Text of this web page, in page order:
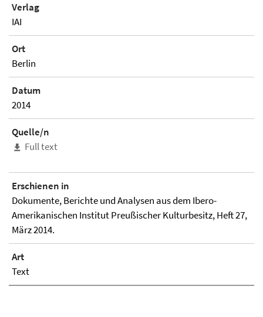
Verlag
IAI
Ort
Berlin
Datum
2014
Quelle/n
Full text
Erschienen in
Dokumente, Berichte und Analysen aus dem Ibero-
Amerikanischen Institut Preußischer Kulturbesitz, Heft 27,
März 2014.
Art
Text